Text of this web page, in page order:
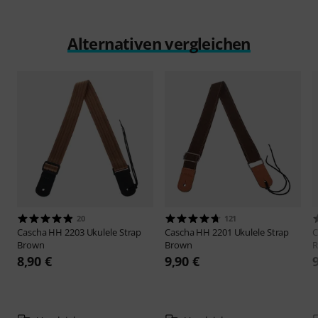
Alternativen vergleichen
20
Cascha HH 2203 Ukulele Strap
Brown
8,90 €
121
Cascha HH 2201 Ukulele Strap
Brown
9,90 €